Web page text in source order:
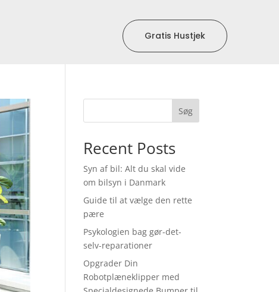
Gratis Hustjek
Søg
Recent Posts
Syn af bil: Alt du skal vide
om bilsyn i Danmark
Guide til at vælge den rette
pære
Psykologien bag gør-det-
selv-reparationer
Opgrader Din
Robotplæneklipper med